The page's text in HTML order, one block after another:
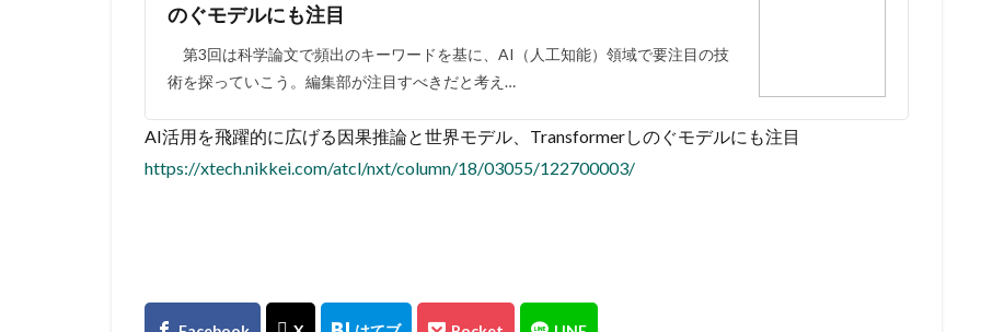
のぐモデルにも注目
第3回は科学論文で頻出のキーワードを基に、AI（人工知能）領域で要注目の技
術を探っていこう。編集部が注目すべきだと考え…
AI活用を飛躍的に広げる因果推論と世界モデル、Transformerしのぐモデルにも注目
https://xtech.nikkei.com/atcl/nxt/column/18/03055/122700003/